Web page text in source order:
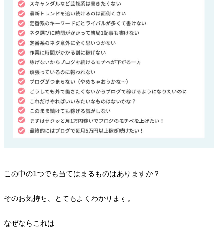
この中の1つでも当てはまるものはありますか？
そのお気持ち、とてもよくわかります。
なぜならこれは